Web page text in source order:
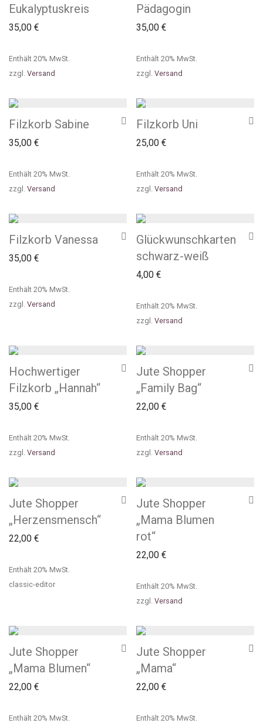
Eukalyptuskreis
35,00 €
Enthält 20% MwSt.
zzgl. Versand
Pädagogin
35,00 €
Enthält 20% MwSt.
zzgl. Versand
Filzkorb Sabine
35,00 €
Enthält 20% MwSt.
zzgl. Versand
Filzkorb Uni
25,00 €
Enthält 20% MwSt.
zzgl. Versand
Filzkorb Vanessa
35,00 €
Enthält 20% MwSt.
zzgl. Versand
Glückwunschkarten
schwarz-weiß
4,00 €
Enthält 20% MwSt.
zzgl. Versand
Hochwertiger
Filzkorb „Hannah“
35,00 €
Enthält 20% MwSt.
zzgl. Versand
Jute Shopper
„Family Bag“
22,00 €
Enthält 20% MwSt.
zzgl. Versand
Jute Shopper
„Herzensmensch“
22,00 €
Enthält 20% MwSt.
classic-editor
Jute Shopper
„Mama Blumen
rot“
22,00 €
Enthält 20% MwSt.
zzgl. Versand
Jute Shopper
„Mama Blumen“
22,00 €
Enthält 20% MwSt.
Jute Shopper
„Mama“
22,00 €
Enthält 20% MwSt.